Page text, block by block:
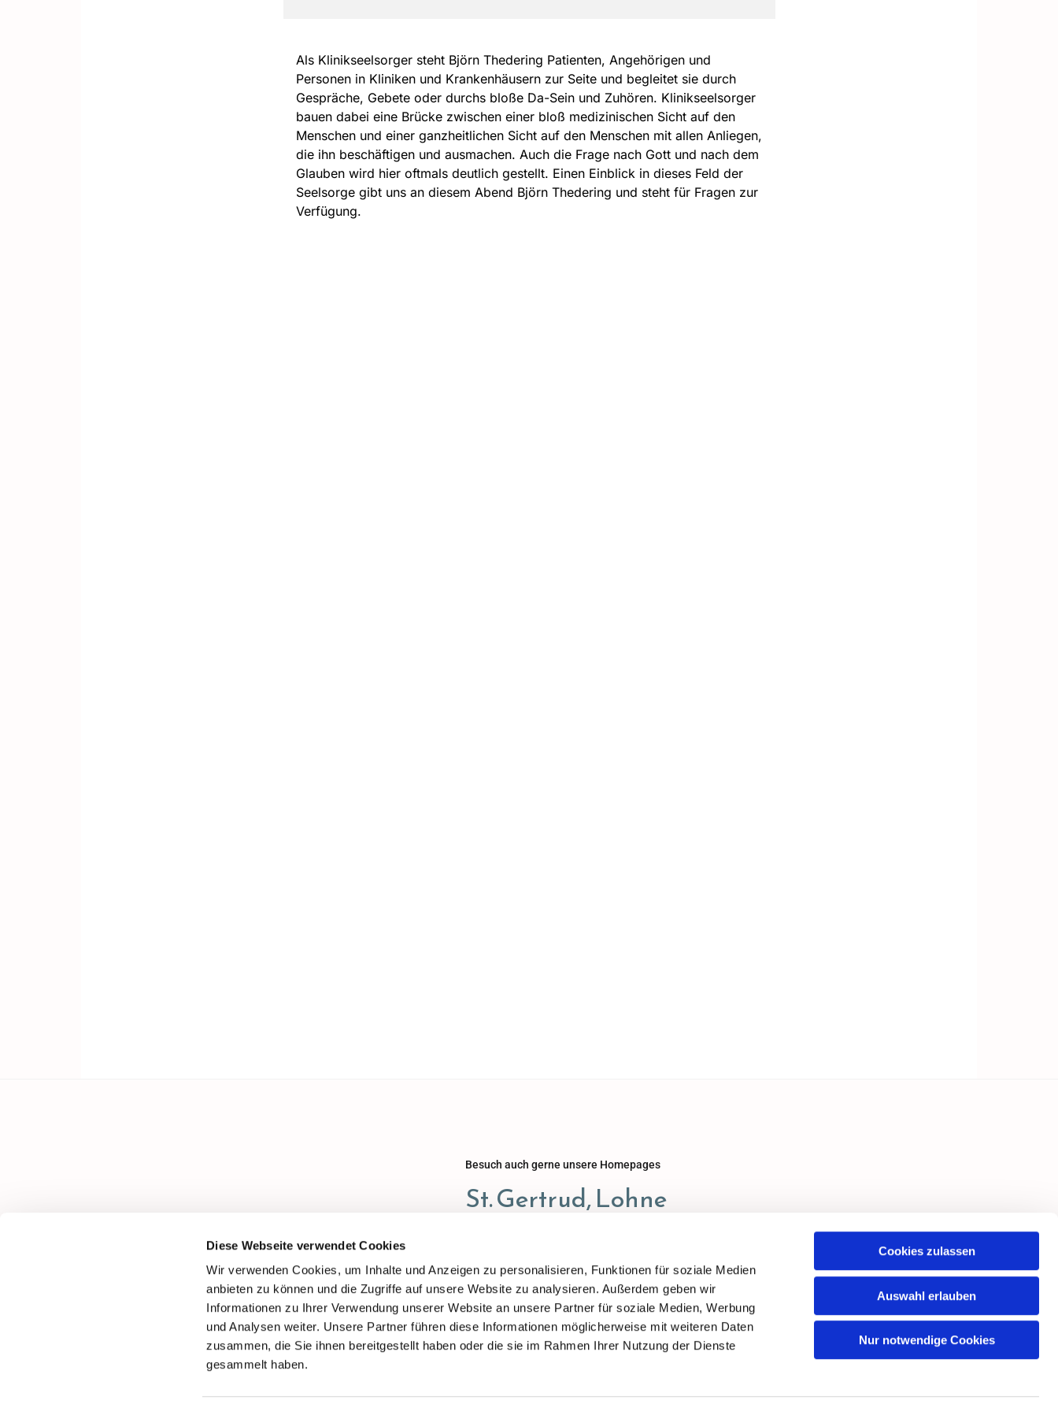
Diese Webseite verwendet Cookies
Wir verwenden Cookies, um Inhalte und Anzeigen zu personalisieren, Funktionen für soziale Medien
anbieten zu können und die Zugriffe auf unsere Website zu analysieren. Außerdem geben wir
Informationen zu Ihrer Verwendung unserer Website an unsere Partner für soziale Medien, Werbung
und Analysen weiter. Unsere Partner führen diese Informationen möglicherweise mit weiteren Daten
zusammen, die Sie ihnen bereitgestellt haben oder die sie im Rahmen Ihrer Nutzung der Dienste
gesammelt haben.
Cookies zulassen
Auswahl erlauben
Nur notwendige Cookies
Als Klinikseelsorger steht Björn Thedering Patienten, Angehörigen und
Personen in Kliniken und Krankenhäusern zur Seite und begleitet sie durch
Gespräche, Gebete oder durchs bloße Da-Sein und Zuhören. Klinikseelsorger
bauen dabei eine Brücke zwischen einer bloß medizinischen Sicht auf den
Menschen und einer ganzheitlichen Sicht auf den Menschen mit allen Anliegen,
die ihn beschäftigen und ausmachen. Auch die Frage nach Gott und nach dem
Glauben wird hier oftmals deutlich gestellt. Einen Einblick in dieses Feld der
Seelsorge gibt uns an diesem Abend Björn Thedering und steht für Fragen zur
Verfügung.
Besuch auch gerne unsere Homepages
St. Gertrud, Lohne
St. Viktor, Damme
ChurchDesk-Login